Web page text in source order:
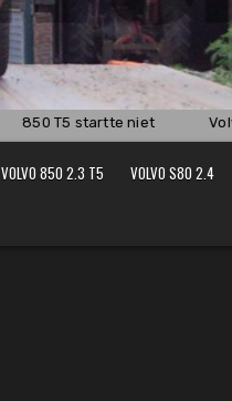
850 T5 startte niet
VOLVO 850 2.3 T5 VOLVO S80 2.4